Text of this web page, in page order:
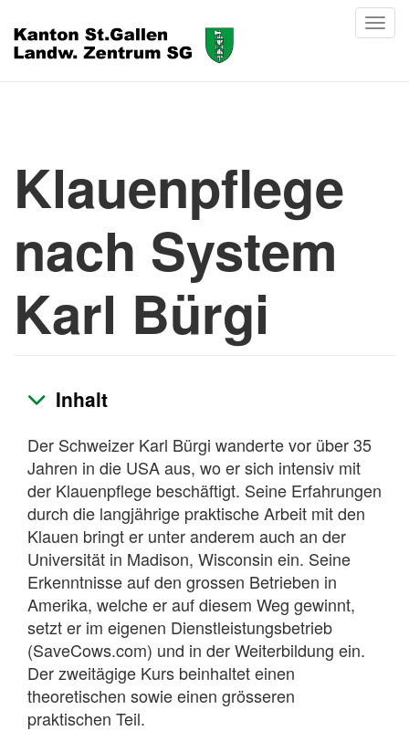
Klauenpflege
nach System
Karl Bürgi
Inhalt
Der Schweizer Karl Bürgi wanderte vor über 35
Jahren in die USA aus, wo er sich intensiv mit
der Klauenpflege beschäftigt. Seine Erfahrungen
durch die langjährige praktische Arbeit mit den
Klauen bringt er unter anderem auch an der
Universität in Madison, Wisconsin ein. Seine
Erkenntnisse auf den grossen Betrieben in
Amerika, welche er auf diesem Weg gewinnt,
setzt er im eigenen Dienstleistungsbetrieb
(SaveCows.com) und in der Weiterbildung ein.
Der zweitägige Kurs beinhaltet einen
theoretischen sowie einen grösseren
praktischen Teil.